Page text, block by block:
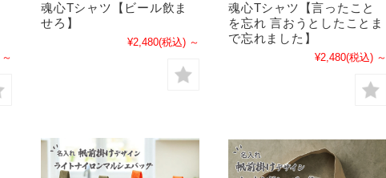
～
魂心Tシャツ【ビール飲ま
せろ】
¥2,480(税込) ～
魂心Tシャツ【言ったこと
を忘れ 言おうとしたことま
で忘れました】
¥2,480(税込) ～